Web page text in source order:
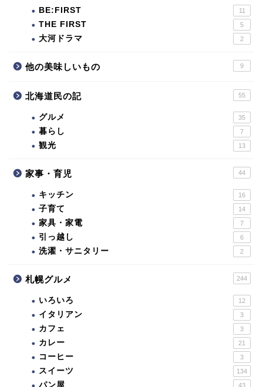
BE:FIRST 11
THE FIRST 5
大河ドラマ 2
他の美味しいもの 9
北海道民の記 55
グルメ 35
暮らし 7
観光 13
家事・育児 44
キッチン 16
子育て 14
家具・家電 7
引っ越し 6
洗濯・サニタリー 2
札幌グルメ 244
いろいろ 12
イタリアン 3
カフェ 3
カレー 21
コーヒー 3
スイーツ 134
パン屋 43